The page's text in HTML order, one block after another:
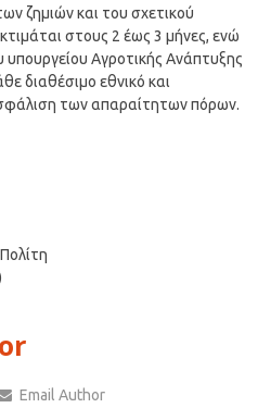
ζημιών και του σχετικού
στους 2 έως 3 μήνες, ενώ
Αγροτικής Ανάπτυξης
διαθέσιμο εθνικό και
των απαραίτητων πόρων.
Email Author